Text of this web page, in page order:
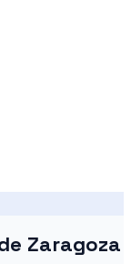
Zaragoza